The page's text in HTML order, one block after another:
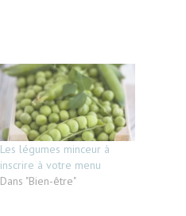
Les légumes minceur à
inscrire à votre menu
Dans "Bien-être"